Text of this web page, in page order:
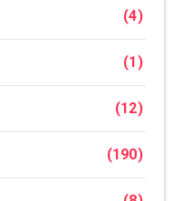
(4)
(1)
(12)
(190)